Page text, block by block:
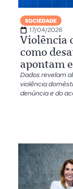
SOCIEDADE
17/04/2026
Violência
como
apontam
Dados revelam
violência
denúncia e do